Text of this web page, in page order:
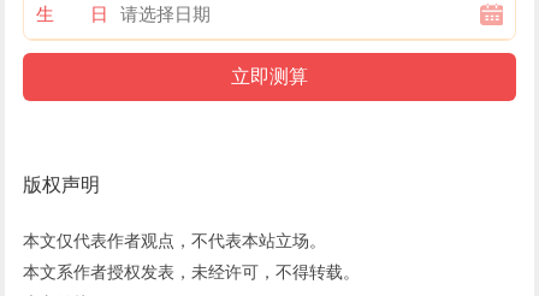
生 日
版权声明
本文仅代表作者观点，不代表本站立场。
本文系作者授权发表，未经许可，不得转载。